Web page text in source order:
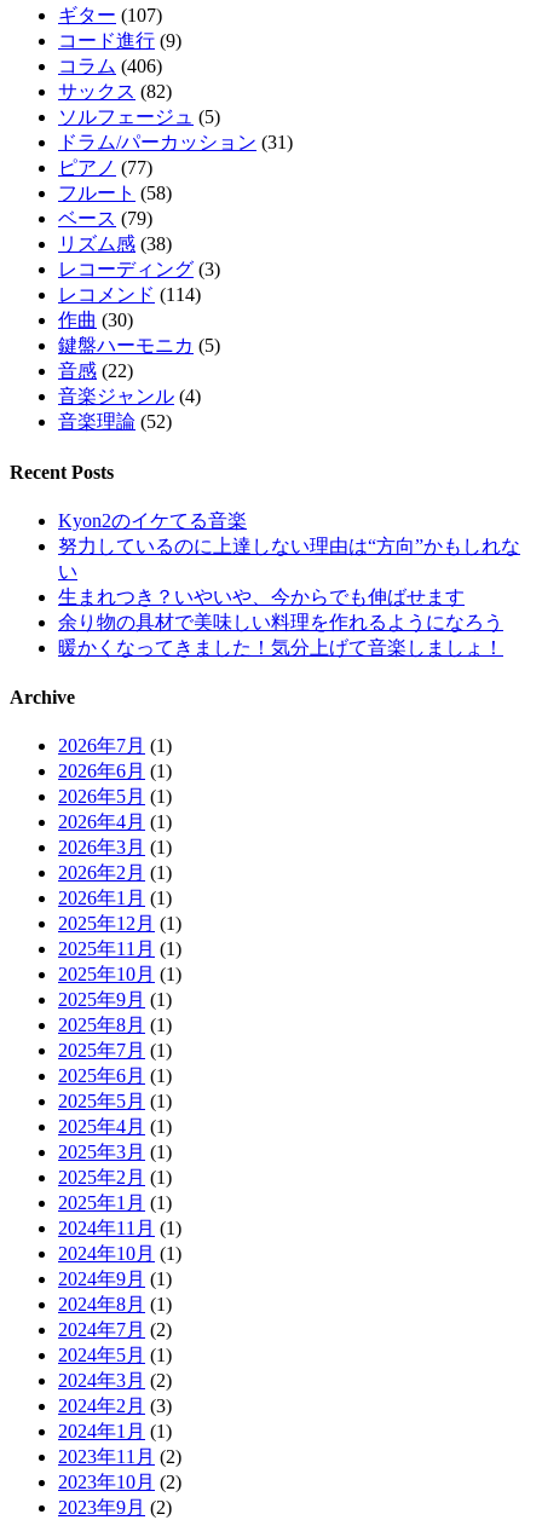
ギター (107)
コード進行 (9)
コラム (406)
サックス (82)
ソルフェージュ (5)
ドラム/パーカッション (31)
ピアノ (77)
フルート (58)
ベース (79)
リズム感 (38)
レコーディング (3)
レコメンド (114)
作曲 (30)
鍵盤ハーモニカ (5)
音感 (22)
音楽ジャンル (4)
音楽理論 (52)
Recent Posts
Kyon2のイケてる音楽
努力しているのに上達しない理由は“方向”かもしれな
い
生まれつき？いやいや、今からでも伸ばせます
余り物の具材で美味しい料理を作れるようになろう
暖かくなってきました！気分上げて音楽しましょ！
Archive
2026年7月 (1)
2026年6月 (1)
2026年5月 (1)
2026年4月 (1)
2026年3月 (1)
2026年2月 (1)
2026年1月 (1)
2025年12月 (1)
2025年11月 (1)
2025年10月 (1)
2025年9月 (1)
2025年8月 (1)
2025年7月 (1)
2025年6月 (1)
2025年5月 (1)
2025年4月 (1)
2025年3月 (1)
2025年2月 (1)
2025年1月 (1)
2024年11月 (1)
2024年10月 (1)
2024年9月 (1)
2024年8月 (1)
2024年7月 (2)
2024年5月 (1)
2024年3月 (2)
2024年2月 (3)
2024年1月 (1)
2023年11月 (2)
2023年10月 (2)
2023年9月 (2)